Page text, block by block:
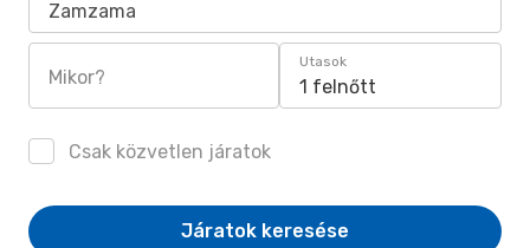
Zamzama
Mikor?
Utasok
1 felnőtt
Csak közvetlen járatok
Járatok keresése